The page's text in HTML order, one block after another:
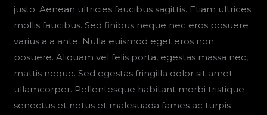
justo. Aenean ultricies faucibus sagittis. Etiam ultrices
mollis faucibus. Sed finibus neque nec eros posuere
varius a a ante. Nulla euismod eget eros non
posuere. Aliquam vel felis porta, egestas massa nec,
mattis neque. Sed egestas fringilla dolor sit amet
ullamcorper. Pellentesque habitant morbi tristique
senectus et netus et malesuada fames ac turpis